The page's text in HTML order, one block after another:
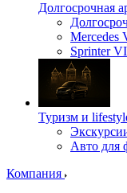
Долгосрочная
Mercedes
Sprinter
Туризм и
Авто для
Компания